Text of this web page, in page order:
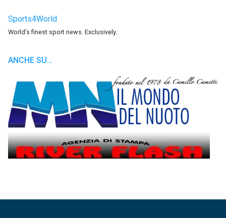
Sports4World
World’s finest sport news. Exclusively.
ANCHE SU…